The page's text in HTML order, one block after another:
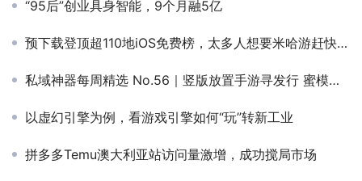
“95后”创业具身智能，9个月融5亿
预下载登顶超110地iOS免费榜，太多人想要米哈游赶快发车啦！
私域神器每周精选 No.56｜竖版放置手游寻发行 蜜模、乐趣无限开启多岗招聘
以虚幻引擎为例，看游戏引擎如何“玩”转新工业
拼多多Temu澳大利亚站访问量激增，成功搅局市场